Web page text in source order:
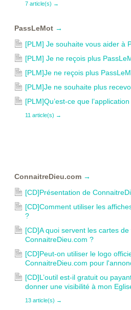
7 article(s) →
PassLeMot →
[PLM] Je souhaite vous aider à
[PLM] Je ne reçois plus
[PLM]Je ne reçois plus
[PLM]Je ne souhaite plus
[PLM]Qu’est-ce que
11 article(s) →
ConnaitreDieu.com →
[CD]Présentation de
[CD]Comment utiliser les
?
[CD]A quoi servent les cartes de
ConnaitreDieu.com ?
[CD]Peut-on utiliser le logo
ConnaitreDieu.com pour
[CD]L’outil est-il gratuit ou
donner une visibilité à mon
13 article(s) →